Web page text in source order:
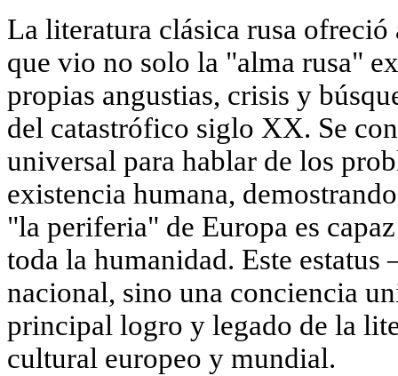
La literatura clásica rusa ofreció
que vio no solo la "alma rusa"
propias angustias, crisis y
del catastrófico siglo XX. Se
universal para hablar de los
existencia humana,
"la periferia" de Europa es
toda la humanidad. Este estatus
nacional, sino una conciencia
principal logro y legado de la
cultural europeo y mundial.